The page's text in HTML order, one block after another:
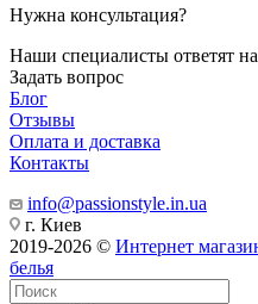
Нужна консультация?
Наши специалисты ответят
Задать вопрос
Блог
Отзывы
Оплата и доставка
Контакты
info@passionstyle.in.ua
г. Киев
2019-2026 © Интернет
белья